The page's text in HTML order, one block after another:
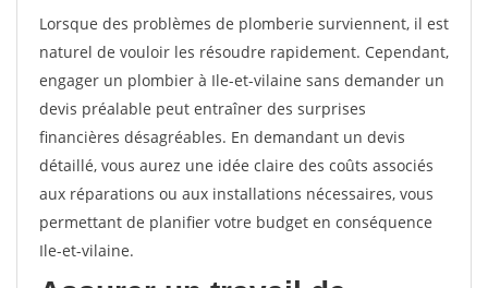
Lorsque des problèmes de plomberie surviennent, il est
naturel de vouloir les résoudre rapidement. Cependant,
engager un plombier à Ile-et-vilaine sans demander un
devis préalable peut entraîner des surprises
financières désagréables. En demandant un devis
détaillé, vous aurez une idée claire des coûts associés
aux réparations ou aux installations nécessaires, vous
permettant de planifier votre budget en conséquence
Ile-et-vilaine.